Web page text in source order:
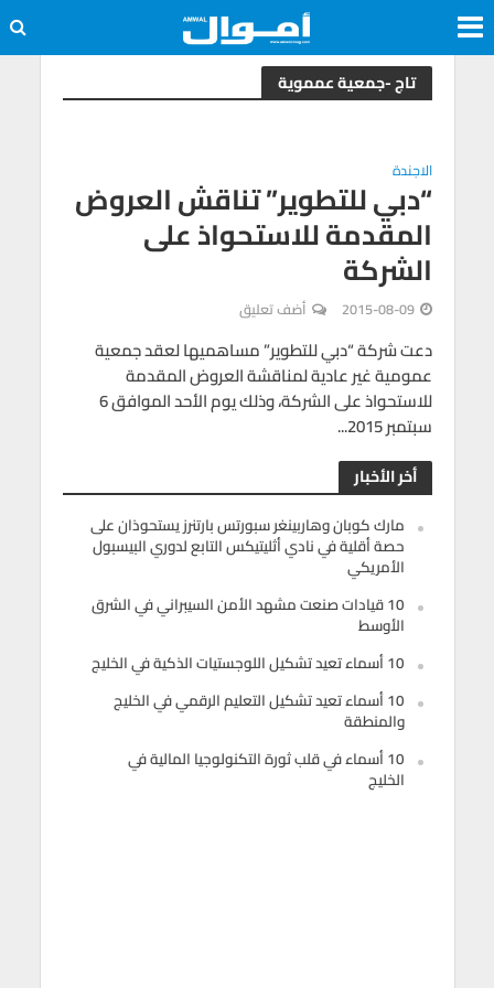
تاج -جمعية عمموية
الاجندة
“دبي للتطوير” تناقش العروض
المقدمة للاستحواذ على
الشركة
2015-08-09 أضف تعليق
دعت شركة “دبي للتطوير” مساهميها لعقد جمعية
عمومية غير عادية لمناقشة العروض المقدمة
للاستحواذ على الشركة، وذلك يوم الأحد الموافق 6
سبتمبر 2015...
أخر الأخبار
مارك كوبان وهاربينغر سبورتس بارتنرز يستحوذان على
حصة أقلية في نادي أثليتيكس التابع لدوري البيسبول
الأمريكي
10 قيادات صنعت مشهد الأمن السيبراني في الشرق
الأوسط
10 أسماء تعيد تشكيل اللوجستيات الذكية في الخليج
10 أسماء تعيد تشكيل التعليم الرقمي في الخليج
والمنطقة
10 أسماء في قلب ثورة التكنولوجيا المالية في
الخليج